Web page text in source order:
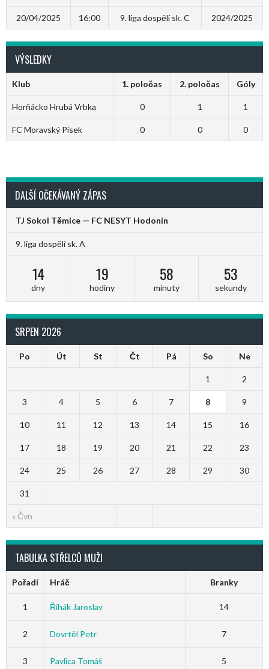
20/04/2025 16:00 9. liga dospělí sk. C 2024/2025
VÝSLEDKY
Klub 1. poločas 2. poločas Góly
Horňácko Hrubá Vrbka 0 1 1
FC Moravský Písek 0 0 0
DALŠÍ OČEKÁVANÝ ZÁPAS
TJ Sokol Těmice — FC NESYT Hodonín
9. liga dospělí sk. A
14
dny
19
hodiny
58
minuty
53
sekundy
SRPEN 2026
Po Út St Čt Pá So Ne
« Čvn
1 2
3 4 5 6 7 8 9
10 11 12 13 14 15 16
17 18 19 20 21 22 23
24 25 26 27 28 29 30
31
TABULKA STŘELCŮ MUŽI
Pořadí Hráč Branky
1 Řihák Jaroslav 14
2 Dovrtěl Petr 7
3 Pavlica Tomáš 5